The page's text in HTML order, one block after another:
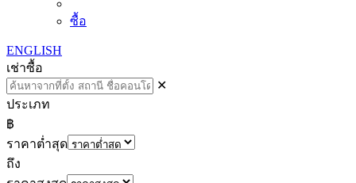
ซื้อ
ENGLISH
เช่าซื้อ
✕
ประเภท
฿
ราคาต่ำสุด
ถึง